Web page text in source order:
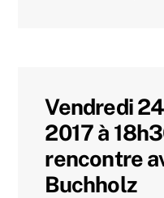
Vendredi
2017 à
rencontre
Buchholz